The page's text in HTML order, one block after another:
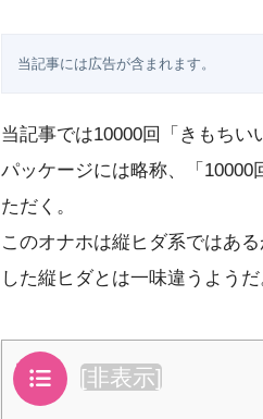
当記事には広告が含まれます。
当記事では10000回「きもちい
パッケージには略称、「
ただく。
このオナホは縦ヒダ系ではあ
した縦ヒダとは一味違うようだ
目次 [非表示]